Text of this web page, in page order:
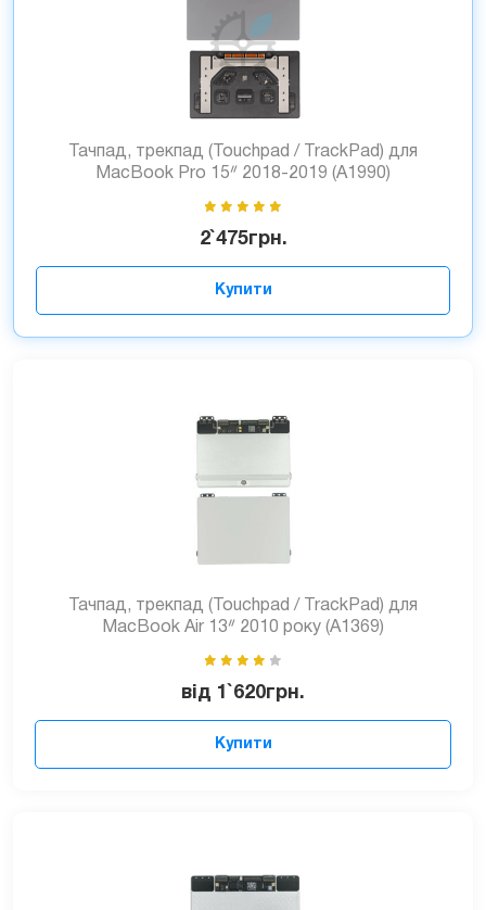
Тачпад, трекпад (Touchpad / TrackPad) для
MacBook Pro 15ᐥ 2018-2019 (A1990)
2`475грн.
Купити
Тачпад, трекпад (Touchpad / TrackPad) для
MacBook Air 13ᐥ 2010 року (A1369)
від 1`620грн.
Купити